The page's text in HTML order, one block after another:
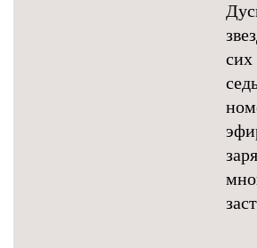
сих